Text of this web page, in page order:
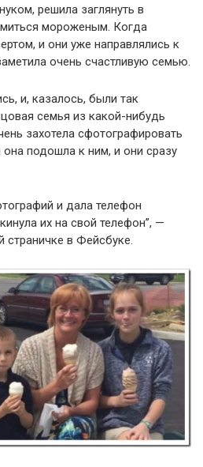
решила заглянуть в
мороженым. Когда
и они уже направлялись к
очень счастливую семью.
и, казалось, были так
семья из какой-нибудь
захотела сфотографировать
подошла к ним, и они сразу
и дала телефон
их на свой телефон”, —
страничке в Фейсбуке.